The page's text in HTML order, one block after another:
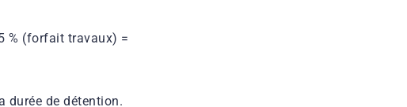
% (forfait travaux) =
durée de détention.